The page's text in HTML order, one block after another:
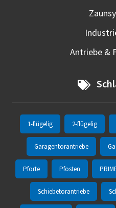
Antriebe &
1-flügelig 2-flügelig
Garagentorantriebe
Pforte Pfosten
Schiebetorantriebe